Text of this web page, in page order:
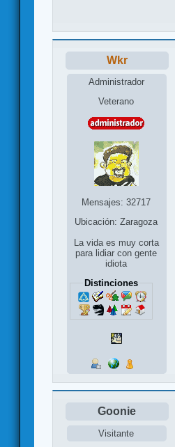
Wkr
Administrador
Veterano
Mensajes: 32717
Ubicación: Zaragoza
La vida es muy corta
para lidiar con gente
idiota
Distinciones
Goonie
Visitante